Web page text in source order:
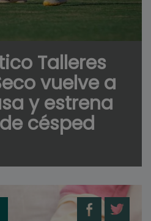
Talleres
vuelve a
y estrena
césped